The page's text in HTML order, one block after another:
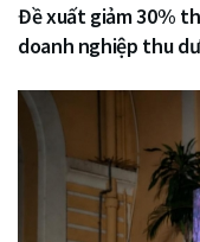
Đề xuất giảm 30%
doanh nghiệp thu